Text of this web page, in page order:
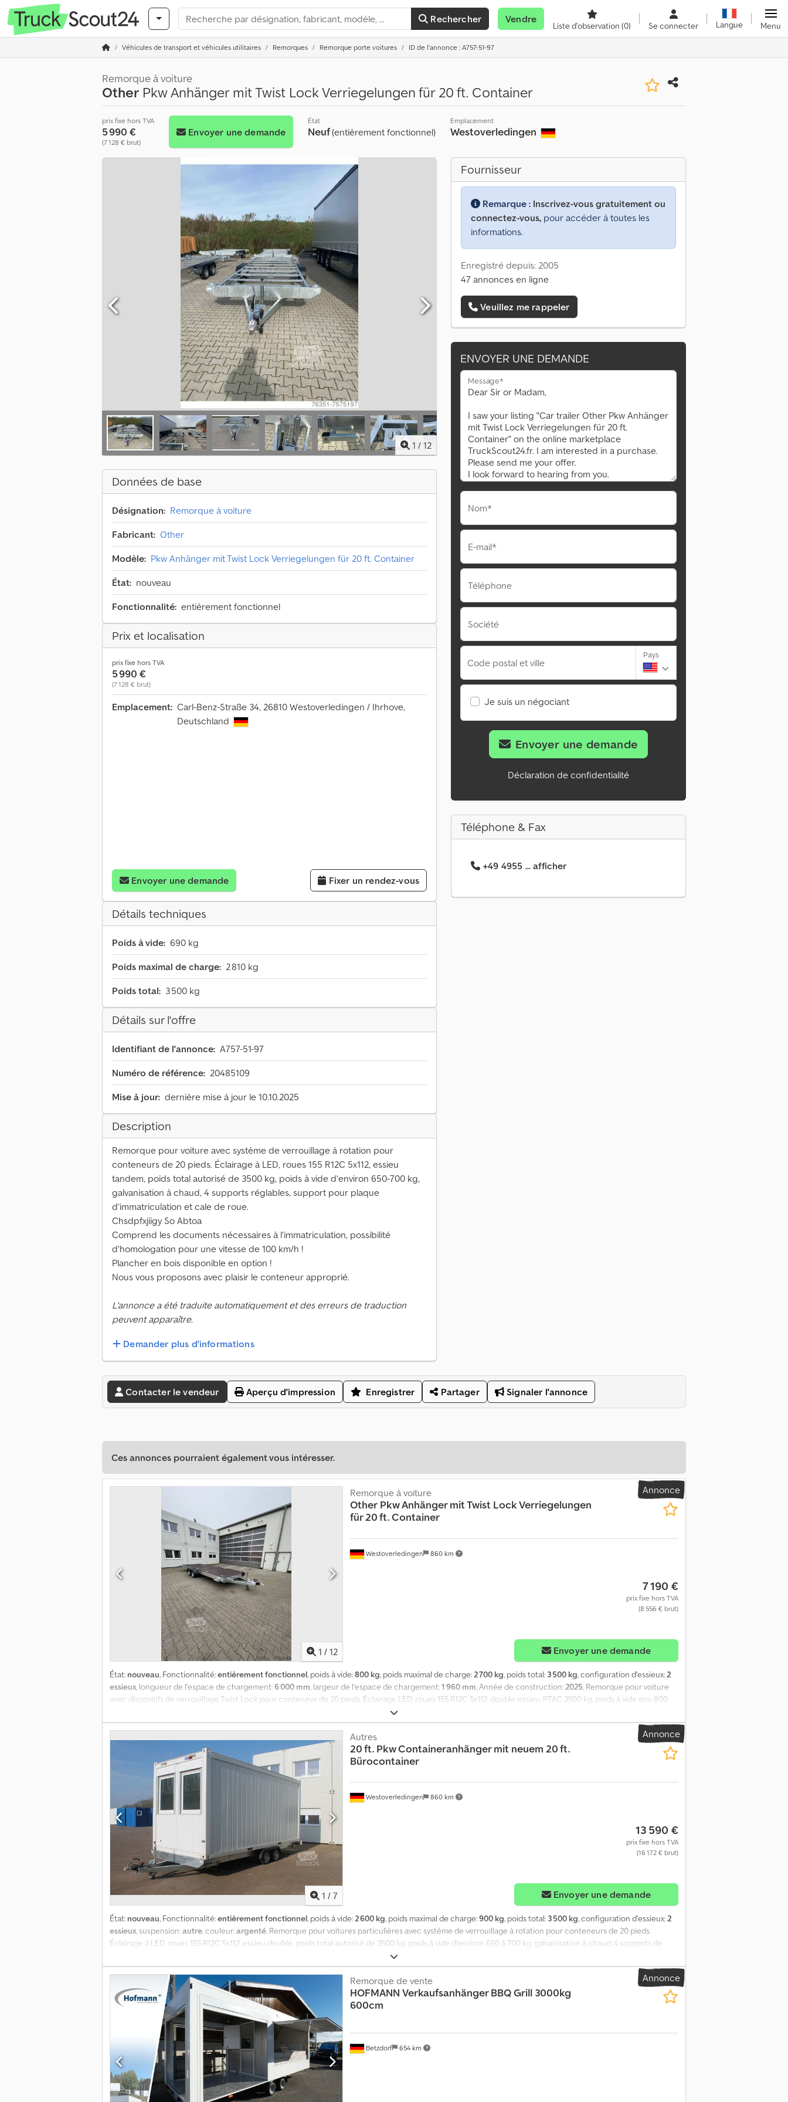
Rechercher Vendre
Liste d'observation (0) Se connecter Langue Menu
Véhicules de transport et véhicules utilitaires Remorques Remorque porte voitures ID de l'annonce : A757-51-97
Remorque à voiture
Other Pkw Anhänger mit Twist Lock Verriegelungen für 20 ft. Container
prix fixe hors TVA
5 990 €
(7 128 € brut)
Envoyer une demande
État
Neuf(entièrement fonctionnel)
Emplacement
Westoverledingen
1 / 12
Données de base
Désignation: Remorque à voiture
Fabricant: Other
Modèle: Pkw Anhänger mit Twist Lock Verriegelungen für 20 ft. Container
État: nouveau
Fonctionnalité: entièrement fonctionnel
Prix et localisation
prix fixe hors TVA
5 990 €
(7 128 € brut)
Emplacement: Carl-Benz-Straße 34, 26810 Westoverledingen / Ihrhove,
Deutschland
Envoyer une demande Fixer un rendez-vous
Détails techniques
Poids à vide: 690 kg
Poids maximal de charge: 2 810 kg
Poids total: 3 500 kg
Détails sur l'offre
Identifiant de l'annonce: A757-51-97
Numéro de référence: 20485109
Mise à jour: dernière mise à jour le 10.10.2025
Description
Remorque pour voiture avec système de verrouillage à rotation pour
conteneurs de 20 pieds. Éclairage à LED, roues 155 R12C 5x112, essieu
tandem, poids total autorisé de 3500 kg, poids à vide d’environ 650-700 kg,
galvanisation à chaud, 4 supports réglables, support pour plaque
d’immatriculation et cale de roue.
Chsdpfxjiigy So Abtoa
Comprend les documents nécessaires à l’immatriculation, possibilité
d’homologation pour une vitesse de 100 km/h !
Plancher en bois disponible en option !
Nous vous proposons avec plaisir le conteneur approprié.
L'annonce a été traduite automatiquement et des erreurs de traduction
peuvent apparaître.
Demander plus d'informations
Fournisseur
Remarque : Inscrivez-vous gratuitement ou
connectez-vous, pour accéder à toutes les
informations.
Enregistré depuis: 2005
47 annonces en ligne
Veuillez me rappeler
ENVOYER UNE DEMANDE
Message*
Nom*
E-mail*
Téléphone
Société
Code postal et ville
Pays
Je suis un négociant
Envoyer une demande
Déclaration de confidentialité
Téléphone & Fax
+49 4955 ... afficher
Contacter le vendeur Aperçu d'impression Enregistrer Partager Signaler l'annonce
Ces annonces pourraient également vous intéresser.
Annonce
1 / 12
Westoverledingen 860 km
Remorque à voiture
Other Pkw Anhänger mit Twist Lock Verriegelungen
für 20 ft. Container
7 190 €
prix fixe hors TVA
(8 556 € brut)
Envoyer une demande
État: nouveau, Fonctionnalité:entièrement fonctionnel, poids à vide:800 kg, poids maximal de charge:2 700 kg, poids total: 3 500 kg, configuration d'essieux:2
essieux, longueur de l'espace de chargement:6 000 mm, largeur de l’espace de chargement:1 960 mm, Année de construction:2025, Remorque pour voiture
avec dispositifs de verrouillage Twist Lock pour conteneur de 20 pieds. Éclairage LED, roues 155 R12C 5x112, double essieu, PTAC 3500 kg, poids à vide env. 800
kg, galvanisée à chaud, 4 béquilles à manivelle, support de plaque d'immatriculation. Plateau en contreplaqué de 15 mm d’épaisseur avec 10 anneaux d’arrimage.
Papiers d’immatriculation inclus, autorisation 100 km/h possible ! Chjdpfxorq Iaqo Abtja Nous pouvons vous proposer un conteneur adapté en complément.
Annonce
1 / 7
Westoverledingen 860 km
Autres
20 ft. Pkw Containeranhänger mit neuem 20 ft.
Bürocontainer
13 590 €
prix fixe hors TVA
(16 172 € brut)
Envoyer une demande
État: nouveau, Fonctionnalité:entièrement fonctionnel, poids à vide:2 600 kg, poids maximal de charge:900 kg, poids total: 3 500 kg, configuration d'essieux:2
essieux, suspension:autre, couleur:argenté, Remorque pour voitures particulières avec système de verrouillage à rotation pour conteneurs de 20 pieds.
Éclairage à LED, roues 155 R12C 5x112, essieu double, poids total autorisé de 3500 kg, poids à vide d’environ 650 à 700 kg, galvanisation à chaud, 4 supports de
stabilisation à manivelle, support de plaque d’immatriculation. Comprend les documents nécessaires à l’homologation, homologation possible pour une vitesse
de 100 km/h ! Possibilité d’ajouter une plaque de bois moyennant un supplément ! Nouveau conteneur de bureau de 20 pieds (Containex). Couleur extérieure :
RAL 9010, blanc pur. Supports pour chariot élévateur, isolation des parois en laine minérale de 60 mm, isolation du toit en laine minérale de 100 mm, isolation du
sol en laine minérale de 100 mm, hauteur intérieure du conteneur de 2540 mm, 1 convecteur de 2 kW, 2 lampes d’extérieur de 43 W à LED. Csdpji Ha Eyjfx Abteha
Poids total de la remorque + du conteneur : 2600 kg. Possibilité de charger encore 900 kg !
Annonce
Betzdorf 654 km
Remorque de vente
HOFMANN Verkaufsanhänger BBQ Grill 3000kg
600cm